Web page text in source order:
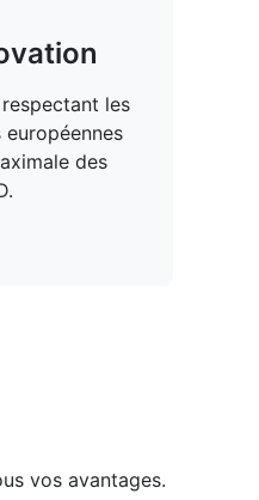
les
des
vos avantages.